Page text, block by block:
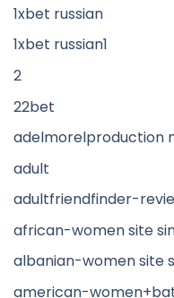
1xbet russian
1xbet russian1
2
22bet
adelmorelproduction
adult
adultfriendfinder-
african-women site
albanian-women site
american-